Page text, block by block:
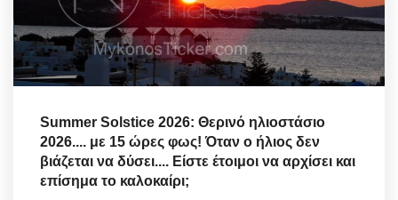
Summer Solstice 2026: Θερινό ηλιοστάσιο
2026.... με 15 ώρες φως! Όταν ο ήλιος δεν
βιάζεται να δύσει.... Είστε έτοιμοι να αρχίσει και
επίσημα το καλοκαίρι;